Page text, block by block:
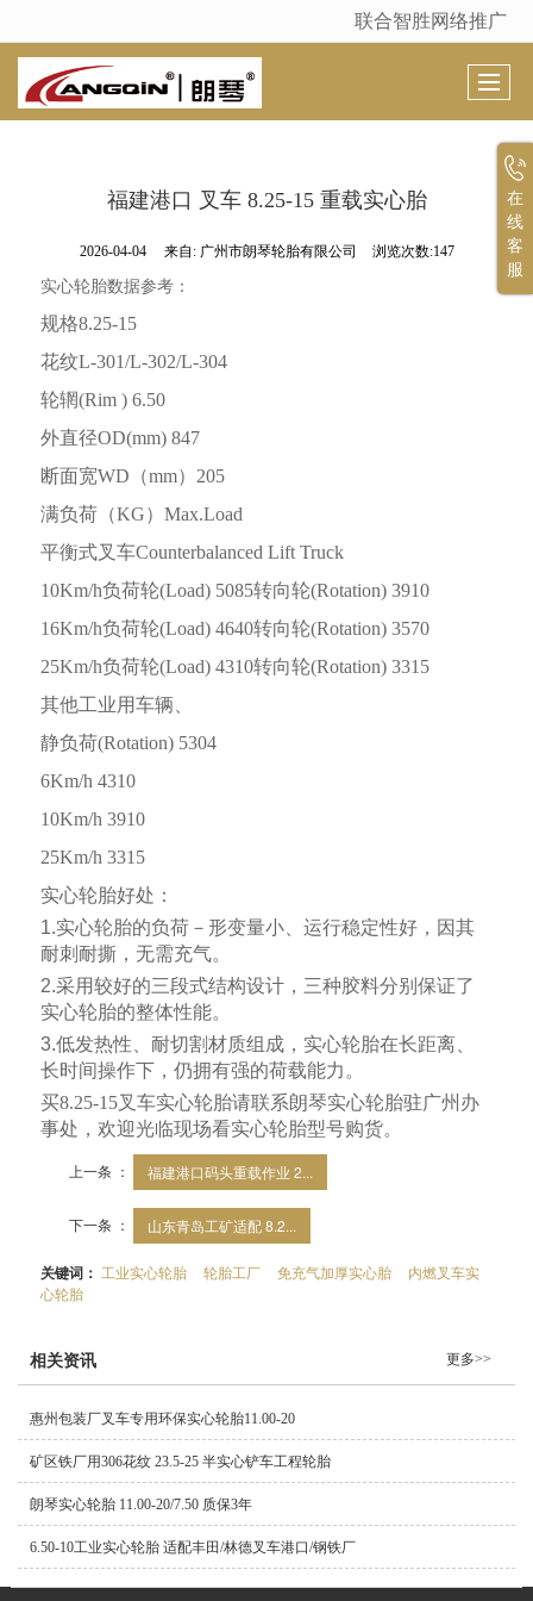
很遗憾，因您的浏览器版本过低导致无法获得最佳浏览体验，推荐下载安装谷歌浏览器！
联合智胜网络推广
福建港口 叉车 8.25-15 重载实心胎
2026-04-04 来自: 广州市朗琴轮胎有限公司 浏览次数:147
实心轮胎数据参考：
规格8.25-15
花纹L-301/L-302/L-304
轮辋(Rim ) 6.50
外直径OD(mm) 847
断面宽WD （mm） 205
满负荷（KG）Max.Load
平衡式叉车Counterbalanced Lift Truck
10Km/h负荷轮(Load) 5085转向轮(Rotation) 3910
16Km/h负荷轮(Load) 4640转向轮(Rotation) 3570
25Km/h负荷轮(Load) 4310转向轮(Rotation) 3315
其他工业用车辆、
静负荷(Rotation) 5304
6Km/h 4310
10Km/h 3910
25Km/h 3315
实心轮胎好处：
1.实心轮胎的负荷－形变量小、运行稳定性好，因其
耐刺耐撕，无需充气。
2.采用较好的三段式结构设计，三种胶料分别保证了
实心轮胎的整体性能。
3.低发热性、耐切割材质组成，实心轮胎在长距离、
长时间操作下，仍拥有强的荷载能力。
买8.25-15叉车实心轮胎请联系朗琴实心轮胎驻广州办
事处，欢迎光临现场看实心轮胎型号购货。
上一条 ： 福建港口码头重载作业 2...
下一条 ： 山东青岛工矿适配 8.2...
关键词：工业实心轮胎 轮胎工厂 免充气加厚实心胎
内燃叉车实
心轮胎
相关资讯 更多>>
惠州包装厂叉车专用环保实心轮胎11.00-20
矿区铁厂用306花纹 23.5-25 半实心铲车工程轮胎
朗琴实心轮胎 11.00-20/7.50 质保3年
6.50-10工业实心轮胎 适配丰田/林德叉车港口/钢铁厂
在
线
客
服